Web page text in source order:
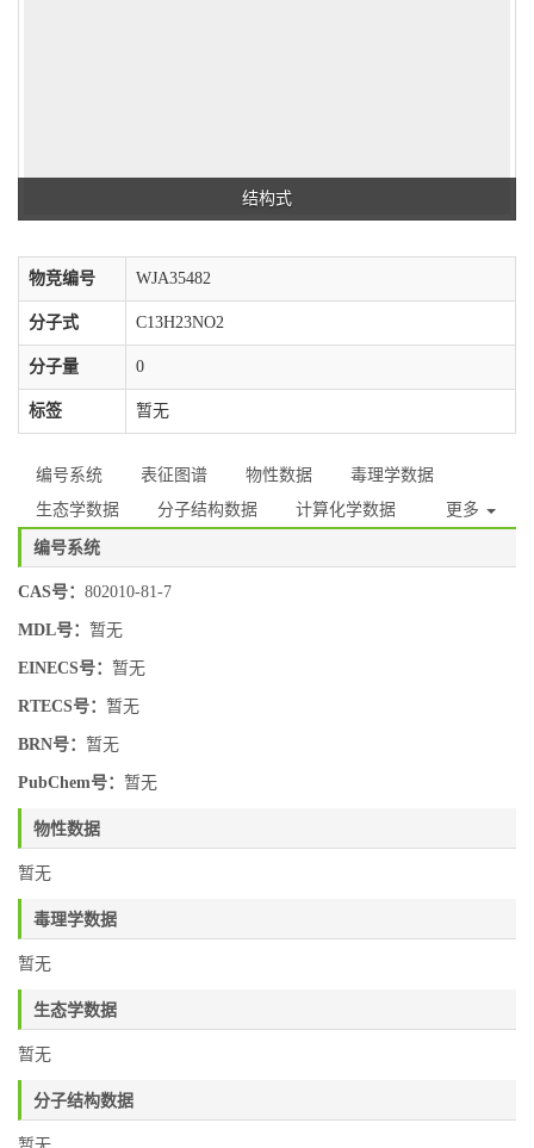
结构式
物竞编号 WJA35482
分子式 C13H23NO2
分子量 0
标签 暂无
编号系统 表征图谱 物性数据
毒理学数据
生态学数据
分子结构数据 计算化学数据 更多
编号系统
CAS号： 802010-81-7
MDL号： 暂无
EINECS号： 暂无
RTECS号： 暂无
BRN号： 暂无
PubChem号： 暂无
物性数据
暂无
毒理学数据
暂无
生态学数据
暂无
分子结构数据